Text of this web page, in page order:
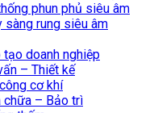
phun phủ siêu âm
sàng rung siêu âm
doanh nghiệp
– Thiết kế
cơ khí
chữa – Bảo trì